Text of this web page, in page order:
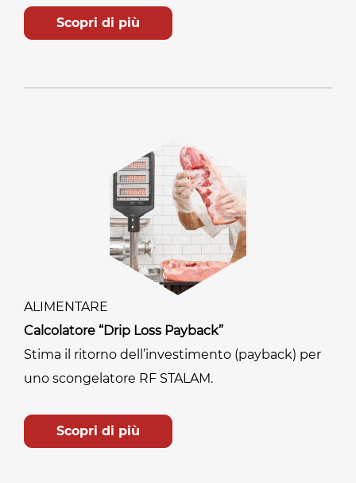
Scopri di più
ALIMENTARE
Calcolatore “Drip Loss Payback”
Stima il ritorno dell’investimento (payback) per
uno scongelatore RF STALAM.
Scopri di più